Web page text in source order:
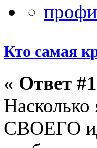
Кто самая
« Ответ
СВОЕГО